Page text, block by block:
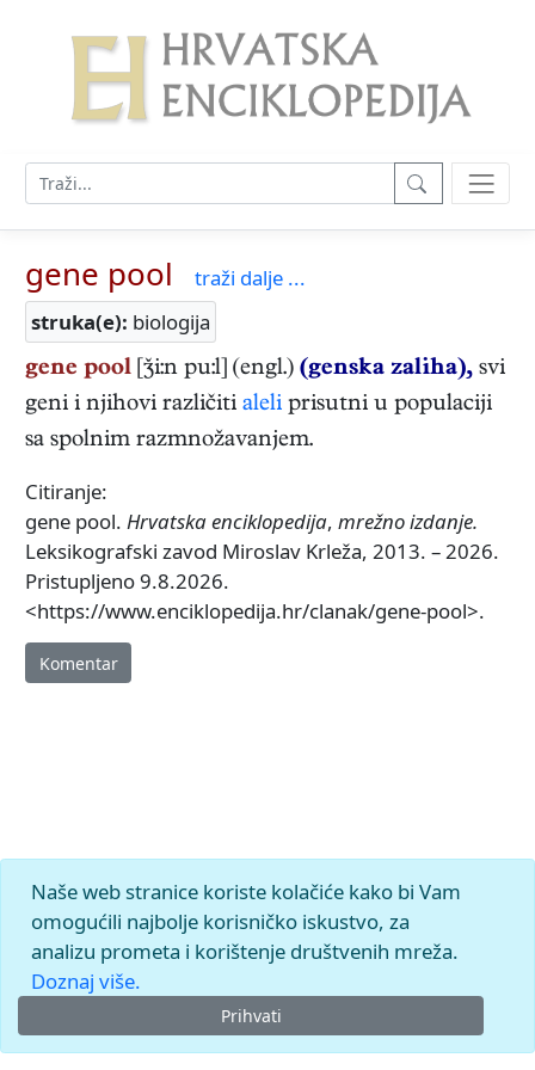
gene pool
traži dalje ...
struka(e): biologija
gene pool [i:n pu:l] (engl.) (genska zaliha), svi
geni i njihovi različiti aleli prisutni u populaciji
sa spolnim razmnožavanjem.
Citiranje:
gene pool. Hrvatska enciklopedija, mrežno izdanje.
Leksikografski zavod Miroslav Krleža, 2013. – 2026.
Pristupljeno 9.8.2026.
<https://www.enciklopedija.hr/clanak/gene-pool>.
Komentar
Naše web stranice koriste kolačiće kako bi Vam
omogućili najbolje korisničko iskustvo, za
analizu prometa i korištenje društvenih mreža.
Doznaj više.
Prihvati
© 2026.Leksikografski zavodMiroslav Krleža